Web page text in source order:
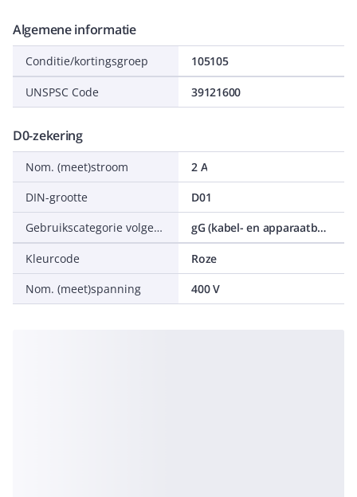
Algemene informatie
Conditie/kortingsgroep 105105
UNSPSC Code 39121600
D0-zekering
Nom. (meet)stroom
2 A
DIN-grootte
D01
Gebruikscategorie volgens IEC 60269
gG (kabel- en apparaatbeveiliging)
Kleurcode
Roze
Nom. (meet)spanning
400 V